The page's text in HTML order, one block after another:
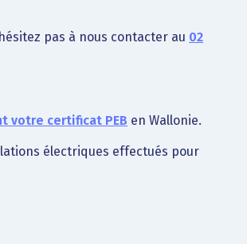
pas à nous contacter au 02
votre certificat PEB en Wallonie.
électriques effectués pour